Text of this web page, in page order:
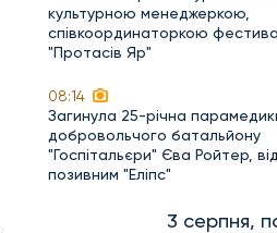
культурною менеджеркою,
співкоординаторкою
"Протасів Яр"
08:14
Загинула 25-річна
добровольчого батальйону
"Госпітальєри" Єва Ройтер,
позивним "Еліпс"
3 серпня,